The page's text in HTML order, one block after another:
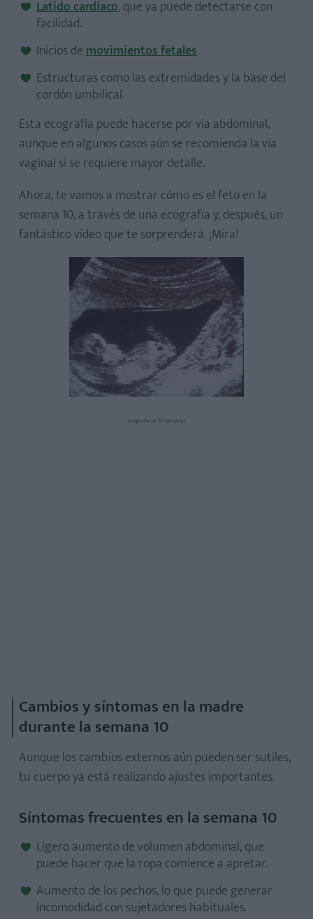
Latido cardíaco, que ya puede detectarse con
facilidad.
Inicios demovimientos fetales.
Estructuras como las extremidades y la base del
cordón umbilical.
Esta ecografía puede hacerse por vía abdominal,
aunque en algunos casos aún se recomienda la vía
vaginal si se requiere mayor detalle.
Ahora, te vamos a mostrar cómo es el feto en la
semana 10, a través de una ecografía y, después, un
fantástico video que te sorprenderá. ¡Mira!
Ecografía de 10 semanas
Cambios y síntomas en la madre
durante la semana 10
Aunque los cambios externos aún pueden ser sutiles,
tu cuerpo ya está realizando ajustes importantes.
Síntomas frecuentes en la semana 10
Ligero aumento de volumen abdominal, que
puede hacer que la ropa comience a apretar.
Aumento de los pechos, lo que puede generar
incomodidad con sujetadores habituales.